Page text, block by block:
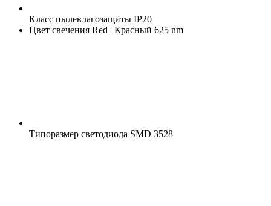
Класс пылевлагозащиты IP20
Цвет свечения Red | Красный 625 nm
Типоразмер светодиода SMD 3528